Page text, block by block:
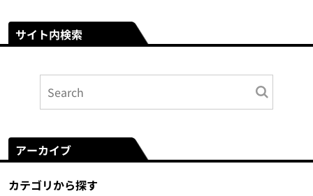
サイト内検索
アーカイブ
カテゴリから探す